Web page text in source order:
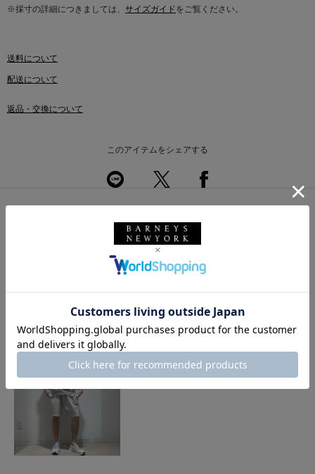
※採寸の詳細につきましては、 サイズガイドをご覧ください。
送料について
配送について
返品・交換について
このアイテムをシェアする